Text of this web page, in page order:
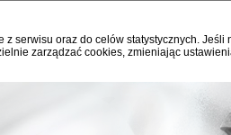
serwisu oraz do celów statystycznych.
zarządzać cookies, zmieniając